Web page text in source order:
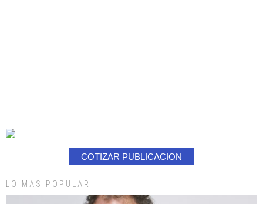
COTIZAR PUBLICACION
LO MAS POPULAR